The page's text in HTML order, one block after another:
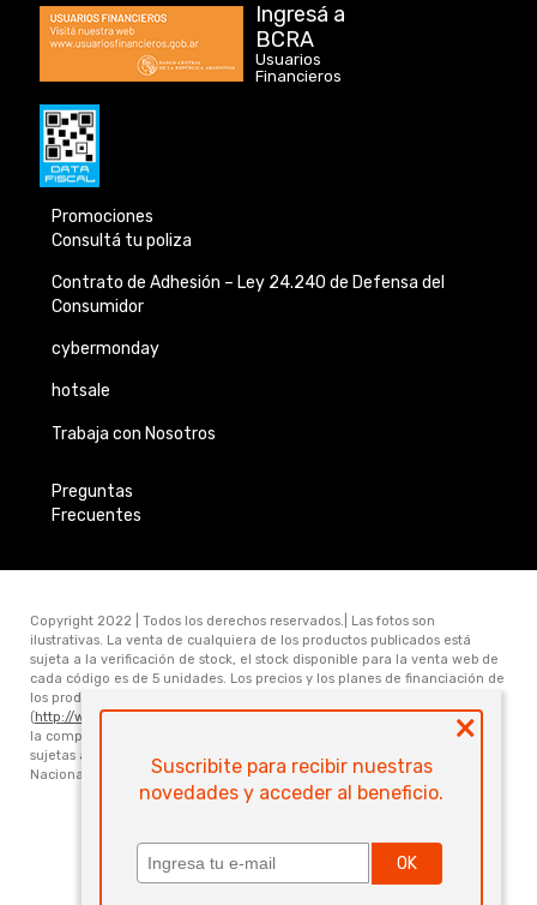
Ingresá a
BCRA
Usuarios
Financieros
Promociones
Consultá tu poliza
Contrato de Adhesión – Ley 24.240 de Defensa del
Consumidor
cybermonday
hotsale
Trabaja con Nosotros
Preguntas
Frecuentes
×
Suscribite para recibir nuestras
novedades y acceder al beneficio.
OK
Copyright 2022 | Todos los derechos reservados.| Las fotos son
ilustrativas. La venta de cualquiera de los productos publicados está
sujeta a la verificación de stock, el stock disponible para la venta web de
cada código es de 5 unidades. Los precios y los planes de financiación de
los productos publicados en www.electronicamegatonesrl.com
( http://www.electronicamegatonesrl.com
) son válidos únicamente para
la compra online. Las especificaciones técnicas y descripciones están
sujetas a cambios sin previo aviso. Electrónica Megatone S.R.L. Ruta
Nacional Nro 168 Km 473.6 (3000) Santa Fe. Provincia de Santa Fe